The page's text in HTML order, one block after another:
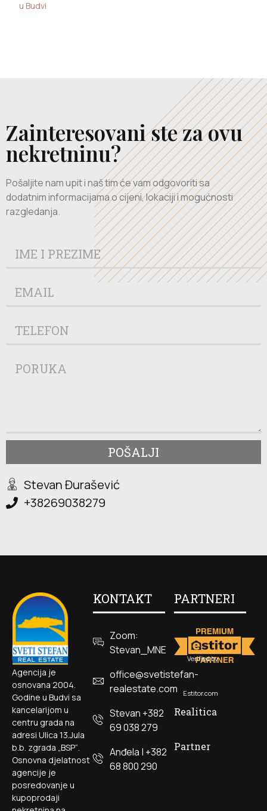
u Budvi
Zainteresovani ste za ovu
nekretninu?
Pošaljite nam upit i naš tim će vam odgovoriti sa
dodatnim informacijama o cijeni, lokaciji i mogućnosti
razgledanja.
POŠALJI
Stevan Đurašević
+38269038279
PARTNERI
Verified by
Estitor.com
Realitica
Partner
KONTAKT
Zoom:
Stevan_MNE
office@svetistefan-
realestate.com
Stevan +382
69 038 279
Anđela | +382
68 800 290
Agencija je
osnovana 2004.
Godine u Budvi sa
kancelarijom u
centru grada na
adresi Ulica 13.Jula
b.b. zgrada „BSP“.
Osnovna djelatnost
agencije je
posredovanje u
kupoprodaji